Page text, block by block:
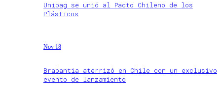
Unibag se unió al Pacto Chileno de los
Plásticos
Nov 18
Brabantia aterrizó en Chile con un exclusivo
evento de lanzamiento